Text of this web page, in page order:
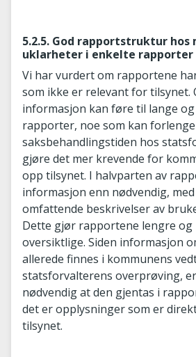
5.2.5. God rapportstruktur hos
uklarheter i enkelte rapporter
Vi har vurdert om rapportene
som ikke er relevant for tilsynet.
informasjon kan føre til lange
rapporter, noe som kan forlenge
saksbehandlingstiden hos
gjøre det mer krevende for
opp tilsynet. I halvparten av
informasjon enn nødvendig,
omfattende beskrivelser av
Dette gjør rapportene lengre og
oversiktlige. Siden informasjon
allerede finnes i kommunens
statsforvalterens overprøving,
nødvendig at den gjentas i
det er opplysninger som er
tilsynet.